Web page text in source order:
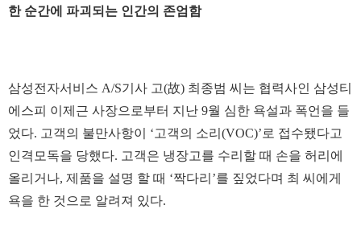
한 순간에 파괴되는 인간의 존엄함
삼성전자서비스 A/S기사 고(故) 최종범 씨는 협력사인 삼성티
에스피 이제근 사장으로부터 지난 9월 심한 욕설과 폭언을 들
었다. 고객의 불만사항이 ‘고객의 소리(VOC)’로 접수됐다고
인격모독을 당했다. 고객은 냉장고를 수리할 때 손을 허리에
올리거나, 제품을 설명 할 때 ‘짝다리’를 짚었다며 최 씨에게
욕을 한 것으로 알려져 있다.